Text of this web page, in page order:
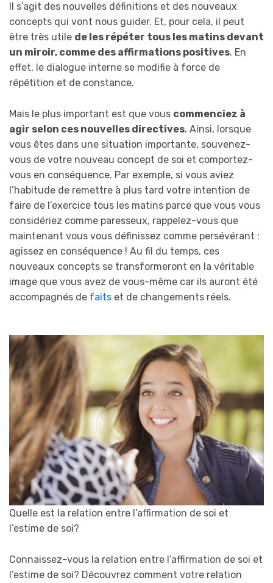
Il s’agit des nouvelles définitions et des nouveaux
concepts qui vont nous guider. Et, pour cela, il peut
être très utile de les répéter tous les matins devant
un miroir, comme des affirmations positives. En
effet, le dialogue interne se modifie à force de
répétition et de constance.
Mais le plus important est que vous commenciez à
agir selon ces nouvelles directives. Ainsi, lorsque
vous êtes dans une situation importante, souvenez-
vous de votre nouveau concept de soi et comportez-
vous en conséquence. Par exemple, si vous aviez
l’habitude de remettre à plus tard votre intention de
faire de l’exercice tous les matins parce que vous vous
considériez comme paresseux, rappelez-vous que
maintenant vous vous définissez comme persévérant :
agissez en conséquence ! Au fil du temps, ces
nouveaux concepts se transformeront en la véritable
image que vous avez de vous-même car ils auront été
accompagnés de faits et de changements réels.
Quelle est la relation entre l’affirmation de soi et
l’estime de soi?
Connaissez-vous la relation entre l’affirmation de soi et
l’estime de soi? Découvrez comment votre relation